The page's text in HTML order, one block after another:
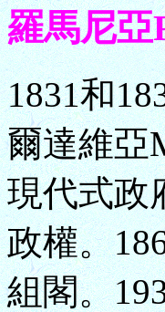
羅馬尼亞
1831和
爾達維亞
現代式政
政權。
組閣。